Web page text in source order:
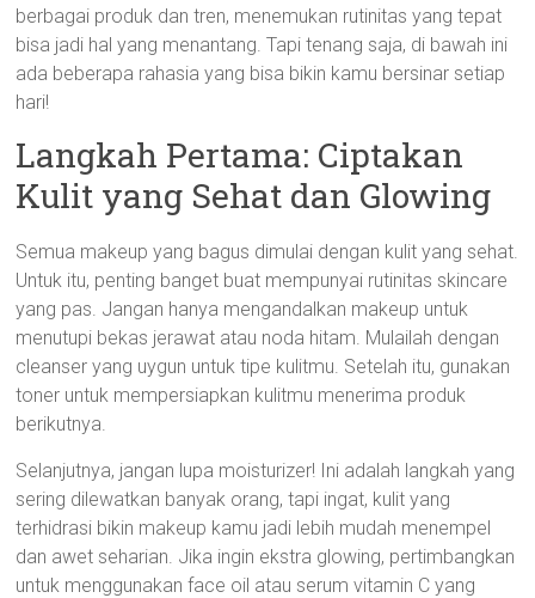
berbagai produk dan tren, menemukan rutinitas yang tepat
bisa jadi hal yang menantang. Tapi tenang saja, di bawah ini
ada beberapa rahasia yang bisa bikin kamu bersinar setiap
hari!
Langkah Pertama: Ciptakan
Kulit yang Sehat dan Glowing
Semua makeup yang bagus dimulai dengan kulit yang sehat.
Untuk itu, penting banget buat mempunyai rutinitas skincare
yang pas. Jangan hanya mengandalkan makeup untuk
menutupi bekas jerawat atau noda hitam. Mulailah dengan
cleanser yang uygun untuk tipe kulitmu. Setelah itu, gunakan
toner untuk mempersiapkan kulitmu menerima produk
berikutnya.
Selanjutnya, jangan lupa moisturizer! Ini adalah langkah yang
sering dilewatkan banyak orang, tapi ingat, kulit yang
terhidrasi bikin makeup kamu jadi lebih mudah menempel
dan awet seharian. Jika ingin ekstra glowing, pertimbangkan
untuk menggunakan face oil atau serum vitamin C yang